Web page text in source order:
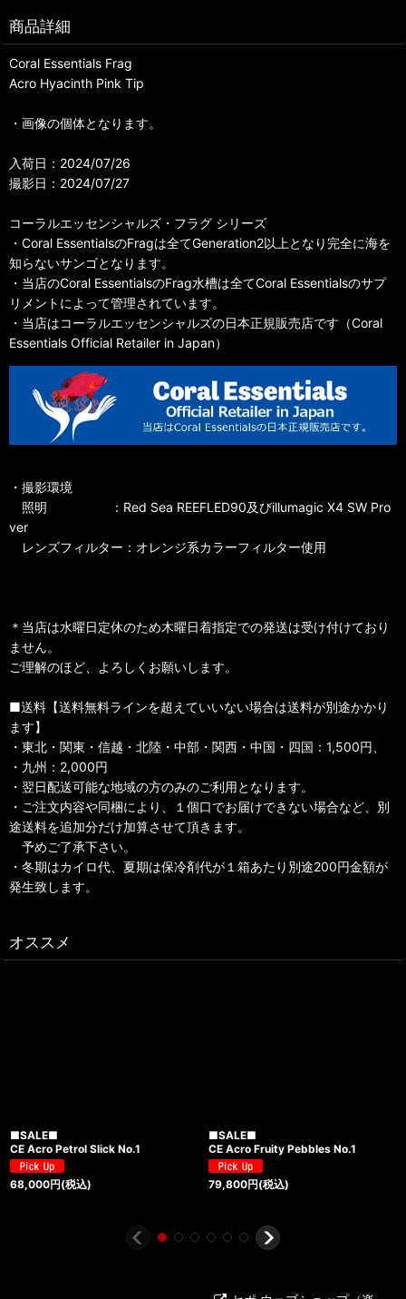
商品詳細
Coral Essentials Frag
Acro Hyacinth Pink Tip
・画像の個体となります。
入荷日：2024/07/26
撮影日：2024/07/27
コーラルエッセンシャルズ・フラグ シリーズ
・Coral EssentialsのFragは全てGeneration2以上となり完全に海を
知らないサンゴとなります。
・当店のCoral EssentialsのFrag水槽は全てCoral Essentialsのサプ
リメントによって管理されています。
・当店はコーラルエッセンシャルズの日本正規販売店です（Coral
Essentials Official Retailer in Japan）
・撮影環境
照明 ：Red Sea REEFLED90及びillumagic X4 SW Pro
ver
レンズフィルター：オレンジ系カラーフィルター使用
＊当店は水曜日定休のため木曜日着指定での発送は受け付けており
ません。
ご理解のほど、よろしくお願いします。
■送料【送料無料ラインを超えていいない場合は送料が別途かかり
ます】
・東北・関東・信越・北陸・中部・関西・中国・四国：1,500円、
・九州：2,000円
・翌日配送可能な地域の方のみのご利用となります。
・ご注文内容や同梱により、１個口でお届けできない場合など、別
途送料を追加分だけ加算させて頂きます。
予めご了承下さい。
・冬期はカイロ代、夏期は保冷剤代が１箱あたり別途200円金額が
発生致します。
オススメ
■SALE■
CE Acro Petrol Slick No.1
68,000円(税込)
■SALE■
CE Acro Fruity Pebbles No.1
79,800円(税込)